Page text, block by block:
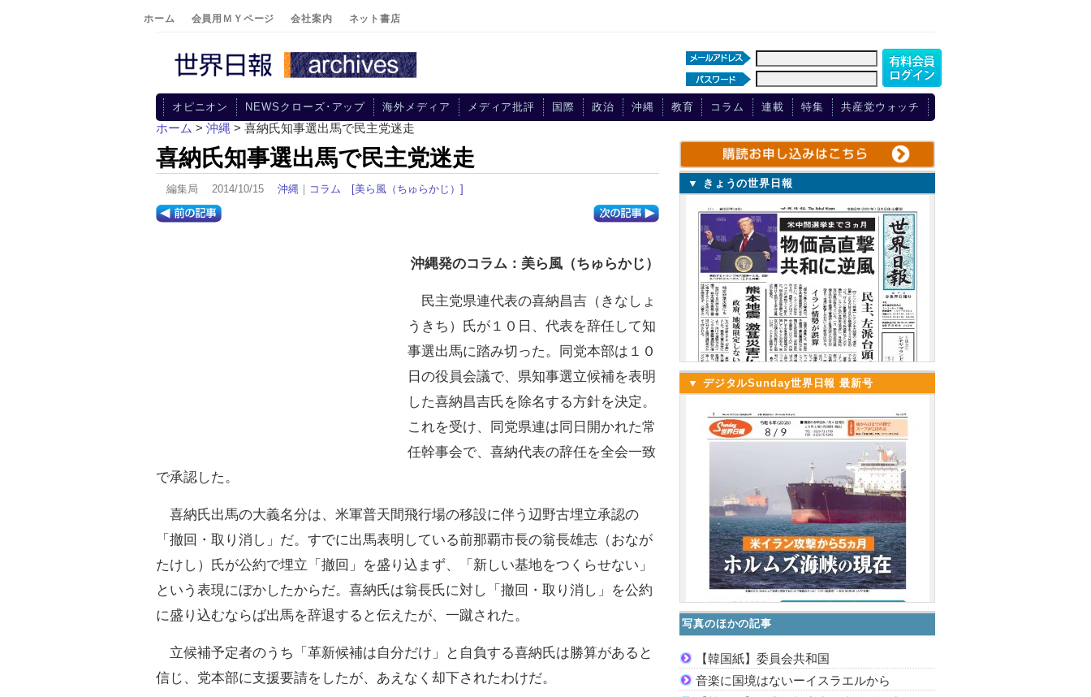
ホーム 会員用ＭＹページ 会社案内 ネット書店
オピニオン NEWSクローズ･アップ 海外メディア メディア批評 国際 政治 沖縄 教育 コラム 連載 特集 共産党ウォッチ
ホーム > 沖縄 > 喜納氏知事選出馬で民主党迷走
喜納氏知事選出馬で民主党迷走
編集局 2014/10/15 沖縄 ｜ コラム [美ら風（ちゅらかじ）]
沖縄発のコラム：美ら風（ちゅらかじ）
民主党県連代表の喜納昌吉（きなしょ
うきち）氏が１０日、代表を辞任して知
事選出馬に踏み切った。同党本部は１０
日の役員会議で、県知事選立候補を表明
した喜納昌吉氏を除名する方針を決定。
これを受け、同党県連は同日開かれた常
任幹事会で、喜納代表の辞任を全会一致
で承認した。
喜納氏出馬の大義名分は、米軍普天間飛行場の移設に伴う辺野古埋立承認の
「撤回・取り消し」だ。すでに出馬表明している前那覇市長の翁長雄志（おなが
たけし）氏が公約で埋立「撤回」を盛り込まず、「新しい基地をつくらせない」
という表現にぼかしたからだ。喜納氏は翁長氏に対し「撤回・取り消し」を公約
に盛り込むならば出馬を辞退すると伝えたが、一蹴された。
立候補予定者のうち「革新候補は自分だけ」と自負する喜納氏は勝算があると
信じ、党本部に支援要請をしたが、あえなく却下されたわけだ。
▼ きょうの世界日報
▼ デジタルSunday世界日報 最新号
写真のほかの記事
【韓国紙】委員会共和国
音楽に国境はないーイスラエルから